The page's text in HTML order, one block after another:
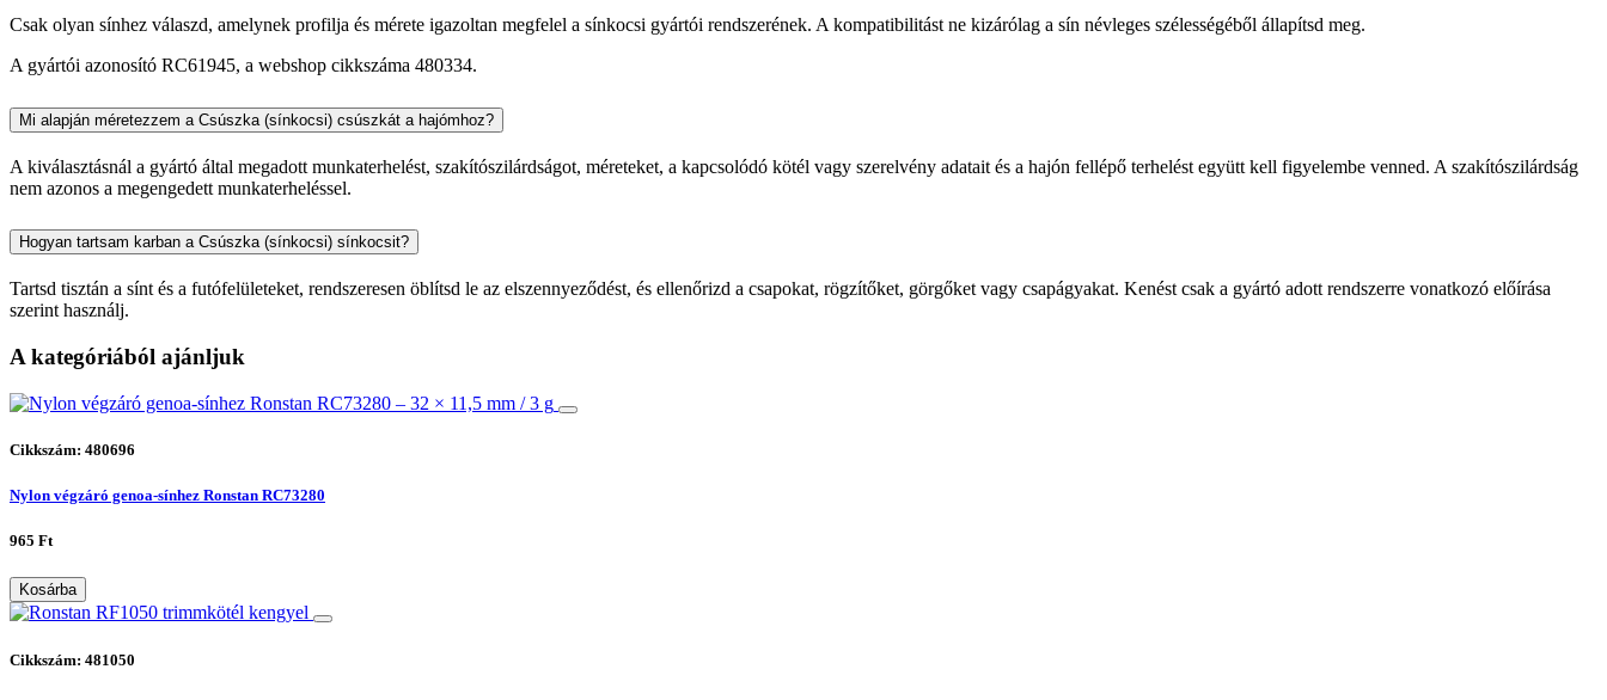
Csak olyan sínhez válaszd, amelynek profilja és mérete igazoltan megfelel a sínkocsi gyártói rendszerének. A kompatibilitást ne kizárólag a sín névleges szélességéből állapítsd meg.
A gyártói azonosító RC61945, a webshop cikkszáma 480334.
Mi alapján méretezzem a Csúszka (sínkocsi) csúszkát a hajómhoz?
A kiválasztásnál a gyártó által megadott munkaterhelést, szakítószilárdságot, méreteket, a kapcsolódó kötél vagy szerelvény adatait és a hajón fellépő terhelést együtt kell figyelembe venned. A szakítószilárdság
nem azonos a megengedett munkaterheléssel.
Hogyan tartsam karban a Csúszka (sínkocsi) sínkocsit?
Tartsd tisztán a sínt és a futófelületeket, rendszeresen öblítsd le az elszennyeződést, és ellenőrizd a csapokat, rögzítőket, görgőket vagy csapágyakat. Kenést csak a gyártó adott rendszerre vonatkozó előírása
szerint használj.
A kategóriából ajánljuk
Cikkszám: 480696
Nylon végzáró genoa-sínhez Ronstan RC73280
965 Ft
Kosárba
Cikkszám: 481050